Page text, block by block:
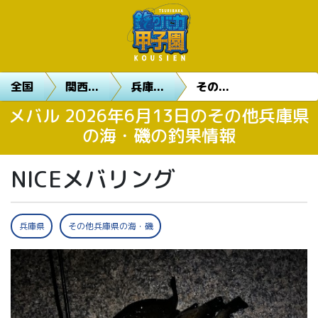
全国 関西... 兵庫... その...
メバル 2026年6月13日のその他兵庫県
の海・磯の釣果情報
NICEメバリング
兵庫県 その他兵庫県の海・磯